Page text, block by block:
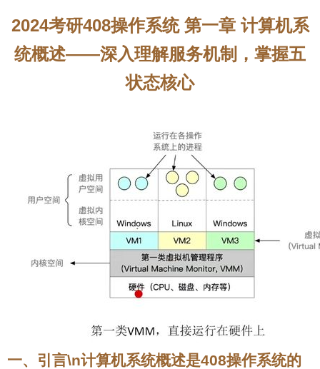
2024考研408操作系统 第一章 计算机系
统概述——深入理解服务机制，掌握五
状态核心
一、引言\n计算机系统概述是408操作系统的